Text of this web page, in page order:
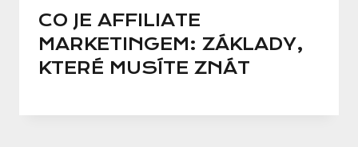
CO JE AFFILIATE
MARKETINGEM: ZÁKLADY,
KTERÉ MUSÍTE ZNÁT